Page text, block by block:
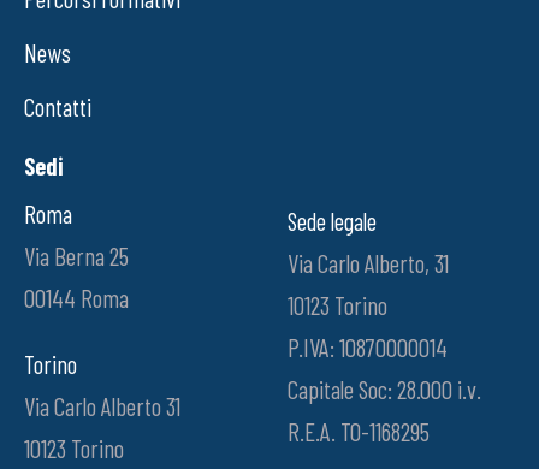
News
Contatti
Sedi
Roma
Via Berna 25
00144 Roma
Torino
Via Carlo Alberto 31
10123 Torino
Sede legale
Via Carlo Alberto, 31
10123 Torino
P.IVA: 10870000014
Capitale Soc: 28.000 i.v.
R.E.A. TO-1168295